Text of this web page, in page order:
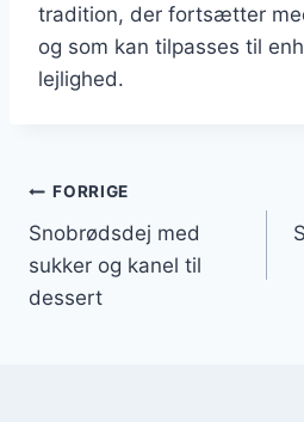
tradition, der fortsætter
og som kan tilpasses til
lejlighed.
FORRIGE
Snobrødsdej med
sukker og kanel til
dessert